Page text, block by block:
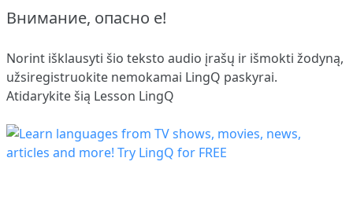
Внимание, опасно е!
Norint išklausyti šio teksto audio įrašų ir išmokti žodyną,
užsiregistruokite nemokamai LingQ paskyrai.
Atidarykite šią Lesson LingQ